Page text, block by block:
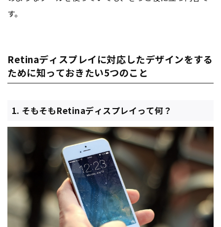
す。
Retinaディスプレイに対応したデザインをする
ために知っておきたい5つのこと
1. そもそもRetinaディスプレイって何？